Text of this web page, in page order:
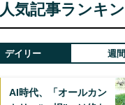
人気記事ランキ
デイリー 週間
AI時代、「オールカン